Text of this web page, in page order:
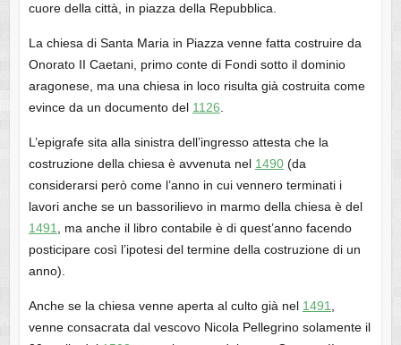
cuore della città, in piazza della Repubblica.
La chiesa di Santa Maria in Piazza venne fatta costruire da
Onorato II Caetani, primo conte di Fondi sotto il dominio
aragonese, ma una chiesa in loco risulta già costruita come
evince da un documento del 1126
L’epigrafe sita alla sinistra dell’ingresso attesta che la
costruzione della chiesa è avvenuta nel 1490(da
considerarsi però come l’anno in cui vennero terminati i
lavori anche se un bassorilievo in marmo della chiesa è del
1491
, ma anche il libro contabile è di quest’anno facendo
posticipare così l’ipotesi del termine della costruzione di un
anno).
Anche se la chiesa venne aperta al culto già nel 1491
venne consacrata dal vescovo Nicola Pellegrino solamente il